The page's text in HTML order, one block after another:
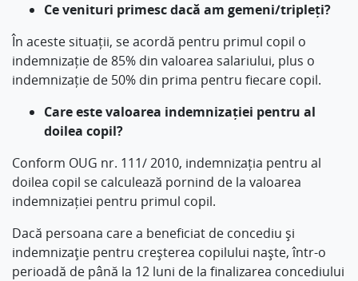
Ce venituri primesc dacă am gemeni/tripleți?
În aceste situații, se acordă pentru primul copil o
indemnizație de 85% din valoarea salariului, plus o
indemnizație de 50% din prima pentru fiecare copil.
Care este valoarea indemnizației pentru al
doilea copil?
Conform OUG nr. 111/ 2010, indemnizația pentru al
doilea copil se calculează pornind de la valoarea
indemnizației pentru primul copil.
Dacă persoana care a beneficiat de concediu şi
indemnizaţie pentru creşterea copilului naşte, într-o
perioadă de până la 12 luni de la finalizarea concediului